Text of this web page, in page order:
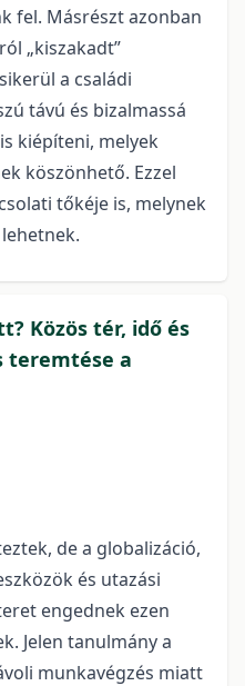
fel. Másrészt azonban
„kiszakadt”
a családi
távú és bizalmassá
kiépíteni, melyek
köszönhető. Ezzel
tőkéje is, melynek
Közös tér, idő és
teremtése a
de a globalizáció,
és utazási
engednek ezen
Jelen tanulmány a
munkavégzés miatt